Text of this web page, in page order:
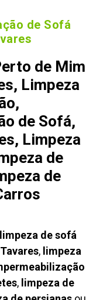
de Sofá
de Mim
Limpeza
de Sofá,
Limpeza
de
de
limpeza de sofá
, limpeza
, limpeza de